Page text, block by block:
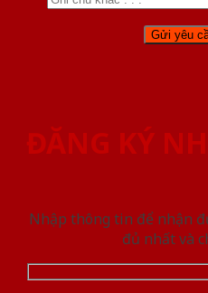
ĐĂNG KÝ
Nhập thông tin để nhận
đủ nhất và